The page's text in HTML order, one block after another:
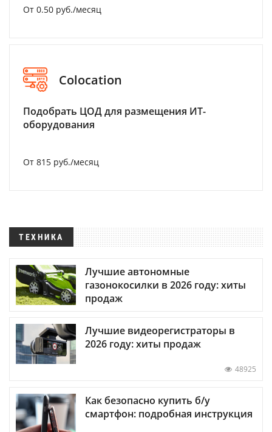
От 0.50 руб./месяц
Colocation
Подобрать ЦОД для размещения ИТ-
оборудования
От 815 руб./месяц
ТЕХНИКА
Лучшие автономные
газонокосилки в 2026 году: хиты
продаж
Лучшие видеорегистраторы в
2026 году: хиты продаж
48925
Как безопасно купить б/у
смартфон: подробная инструкция